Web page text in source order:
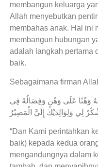
membangun keluarga
Allah menyebutkan
membahas anak. Hal ini
membangun hubungan
adalah langkah pertama
baik.
Sebagaimana firman
وَهْنًا عَلَى وَهْنٍ وَفِصَالُهُ فِي
لِي وَلِوَالِدَيْكَ إِلَيَّ الْمَصِيْرُ
“Dan Kami perintahkan
baik) kepada kedua
mengandungnya dalam